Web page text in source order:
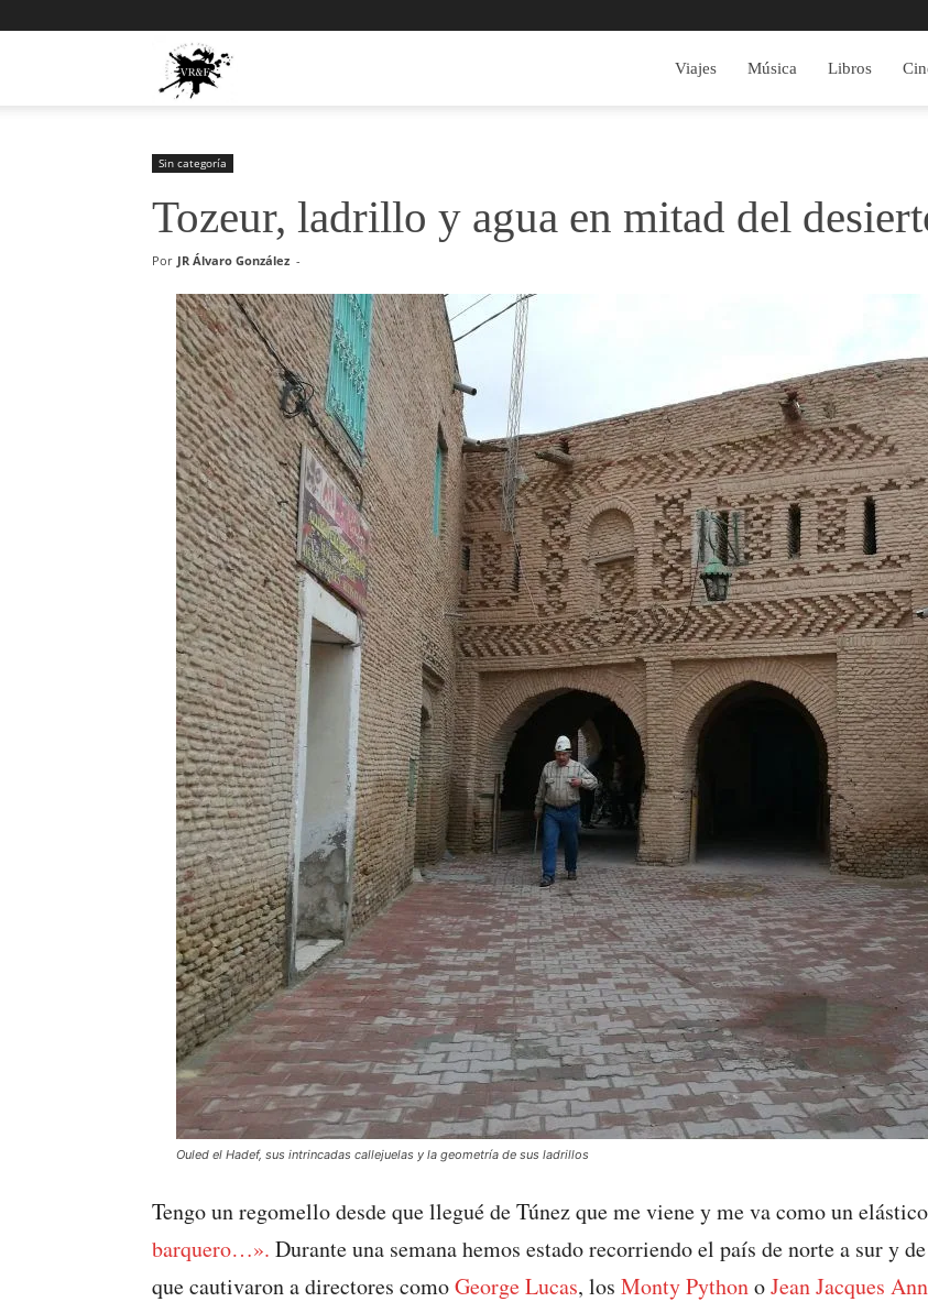
y
Fotos
Viajes Música Libros
Sin categoría
Tozeur, ladrillo y agua en mitad del
Por JR Álvaro González -
Ouled el Hadef, sus intrincadas callejuelas y la geometría de sus ladrillos
Tengo un regomello desde que llegué de Túnez que me viene y me va como un
barquero…». Durante una semana hemos estado recorriendo el país de norte a sur y
que cautivaron a directores comoGeorge Lucas, los Monty PythonoJean Jacques